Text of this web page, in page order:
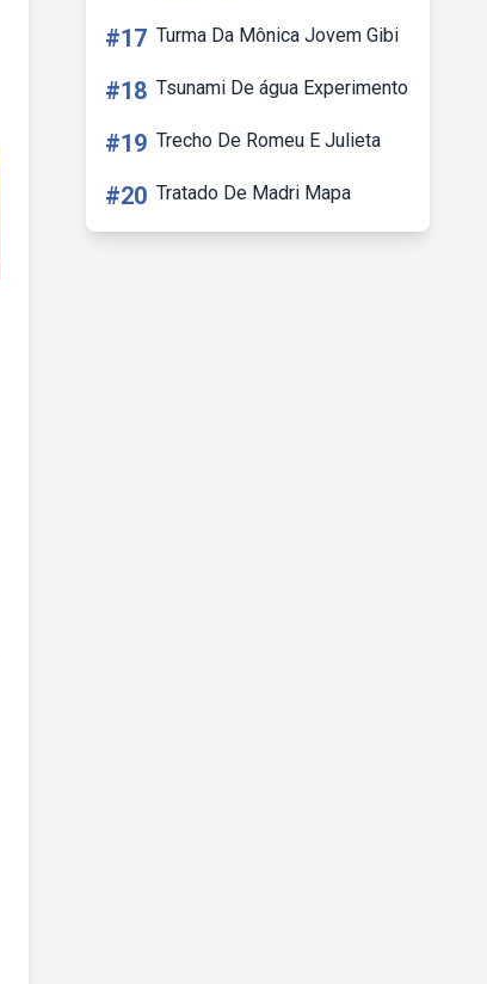
#17 Turma Da Mônica Jovem Gibi
#18 Tsunami De água Experimento
#19 Trecho De Romeu E Julieta
#20 Tratado De Madri Mapa